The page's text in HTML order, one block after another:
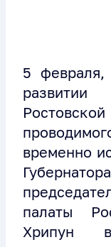
5
временно
палаты
Хрипун